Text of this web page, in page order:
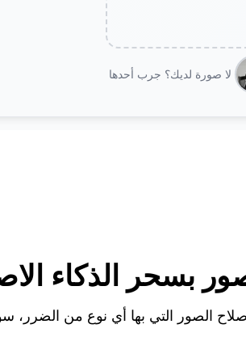
لا صورة لديك؟ جرب أحدها
بسحر الذكاء
الصور التي بها أي نوع من الضرر،